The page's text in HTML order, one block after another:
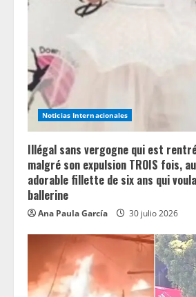
Noticias Internacionales
Illégal sans vergogne qui est
malgré son expulsion TROIS fois,
adorable fillette de six ans qui
ballerine
Ana Paula García 30 julio 2026